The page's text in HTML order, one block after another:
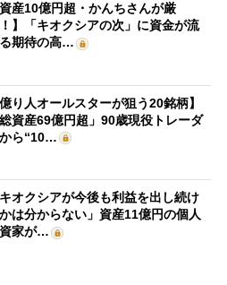
資産10億円超・かんちさんが厳
】「キオクシアの次」に資金が流
期待の高…
億り人オールスターが狙う20銘柄】
総資産69億円超」90歳現役トレーダ
ら“10…
キオクシアが今後も利益を出し続け
は分からない」資産11億円の個人
家が…